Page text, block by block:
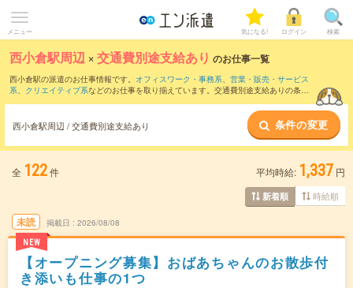
メニュー 気になる! ログイン 検索
西小倉駅周辺 ×交通費別途支給あり のお仕事一覧
西小倉駅の派遣のお仕事情報です。 オフィスワーク・事務系、 営業・販売・サービス
系、 クリエイティブ系などのお仕事を取り揃えています。交通費別途支給ありの条件
西小倉駅周辺 / 交通費別途支給あり 条件の変更
全 122件 平均時給: 1,337 円
新着順 時給順
未読
NEW
掲載日 2026/08/08
【オープニング募集】おばあちゃんのお散歩付
き添いも仕事の1つ